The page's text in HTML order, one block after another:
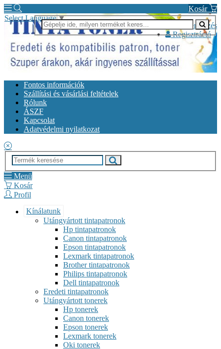
Kosár
Bejelentkezés
Regisztráció
Select Language▼
Fontos információk
Szállítási és vásárlási feltételek
Rólunk
ÁSZF
Kapcsolat
Adatvédelmi nyilatkozat
Menü
Kosár
Profil
Kínálatunk
Utángyártott tintapatronok
Hp tintapatronok
Canon tintapatronok
Epson tintapatronok
Lexmark tintapatronok
Brother tintapatronok
Philips tintapatronok
Dell tintapatronok
Eredeti tintapatronok
Utángyártott tonerek
Hp tonerek
Canon tonerek
Epson tonerek
Lexmark tonerek
Oki tonerek